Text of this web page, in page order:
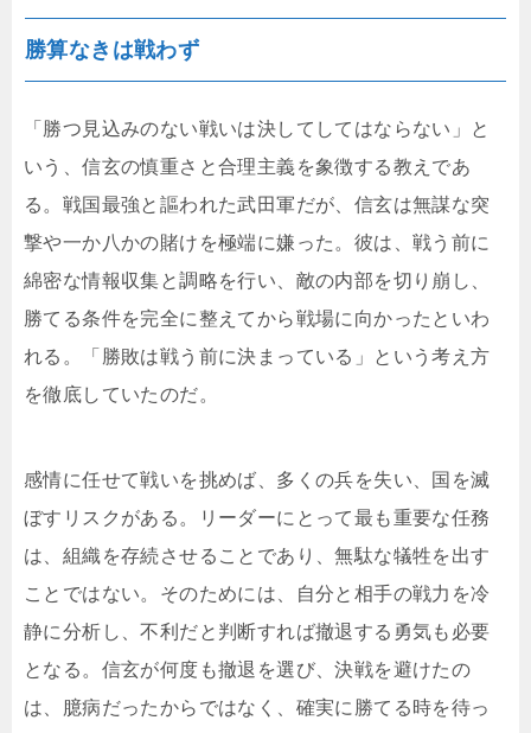
勝算なきは戦わず
「勝つ見込みのない戦いは決してしてはならない」と
いう、信玄の慎重さと合理主義を象徴する教えであ
る。戦国最強と謳われた武田軍だが、信玄は無謀な突
撃や一か八かの賭けを極端に嫌った。彼は、戦う前に
綿密な情報収集と調略を行い、敵の内部を切り崩し、
勝てる条件を完全に整えてから戦場に向かったといわ
れる。「勝敗は戦う前に決まっている」という考え方
を徹底していたのだ。
感情に任せて戦いを挑めば、多くの兵を失い、国を滅
ぼすリスクがある。リーダーにとって最も重要な任務
は、組織を存続させることであり、無駄な犠牲を出す
ことではない。そのためには、自分と相手の戦力を冷
静に分析し、不利だと判断すれば撤退する勇気も必要
となる。信玄が何度も撤退を選び、決戦を避けたの
は、臆病だったからではなく、確実に勝てる時を待っ